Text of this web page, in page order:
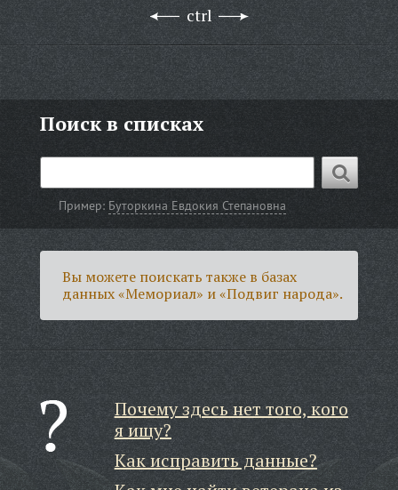
ctrl
Поиск в списках
Пример: Буторкина Евдокия Степановна
Вы можете поискать также в базах
данных «Мемориал» и «Подвиг народа».
Почему здесь нет того, кого
я ищу?
Как исправить данные?